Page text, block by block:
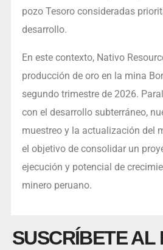
pozo Tesoro consideradas
desarrollo.
En este contexto, Nativo
producción de oro en la mina
segundo trimestre de 2026.
con el desarrollo subterráneo,
muestreo y la actualización del
el objetivo de consolidar un
ejecución y potencial de
minero peruano.
SUSCRÍBETE AL